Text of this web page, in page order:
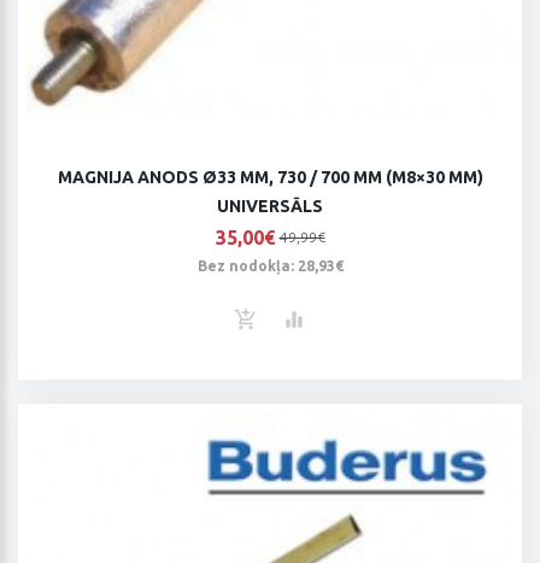
MAGNIJA ANODS Ø33 MM, 730 / 700 MM (M8×30 MM)
UNIVERSĀLS
35,00€ 49,99€
Bez nodokļa: 28,93€